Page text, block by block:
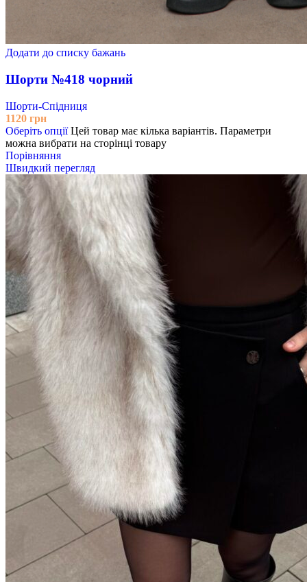
Додати до списку бажань
Шорти №418 чорний
Шорти-Спідниця
1120 грн
Оберіть опції Цей товар має кілька варіантів. Параметри
можна вибрати на сторінці товару
Порівняння
Швидкий перегляд